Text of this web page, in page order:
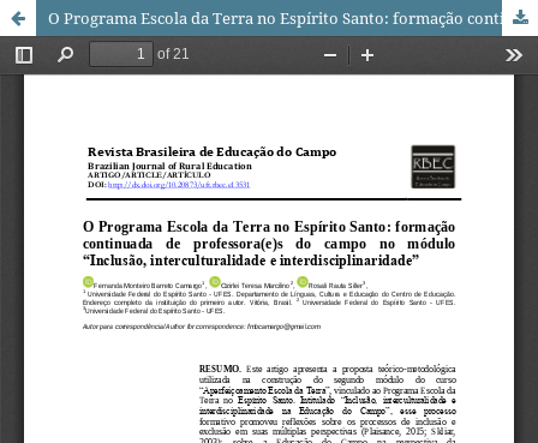
O Programa Escola da Terra no Espírito Santo: formação continuada de professora(e)s do campo no módulo “Inclusão, interculturalidade e interdisciplinaridade”